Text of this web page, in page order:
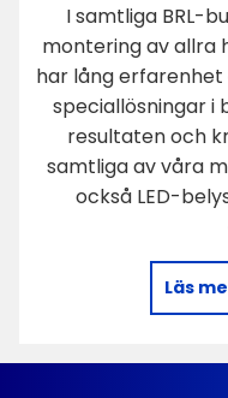
I samtliga BRL-
montering av allra
har lång
speciallösningar i
resultaten och
samtliga av våra
också LED-
Läs